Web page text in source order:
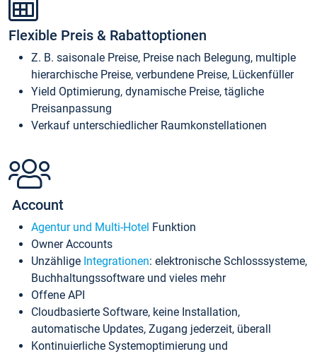
Flexible Preis & Rabattoptionen
Z. B. saisonale Preise, Preise nach Belegung, multiple
hierarchische Preise, verbundene Preise, Lückenfüller
Yield Optimierung, dynamische Preise, tägliche
Preisanpassung
Verkauf unterschiedlicher Raumkonstellationen
Account
Agentur und Multi-Hotel Funktion
Owner Accounts
Unzählige Integrationen: elektronische Schlosssysteme,
Buchhaltungssoftware und vieles mehr
Offene API
Cloudbasierte Software, keine Installation,
automatische Updates, Zugang jederzeit, überall
Kontinuierliche Systemoptimierung und